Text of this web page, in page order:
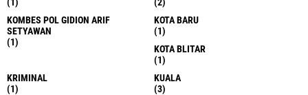
KOMBES POL GIDION ARIF
SETYAWAN
(1)
KOTA BARU
(1)
KOTA BLITAR
(1)
KRIMINAL
(1)
KUALA
(3)